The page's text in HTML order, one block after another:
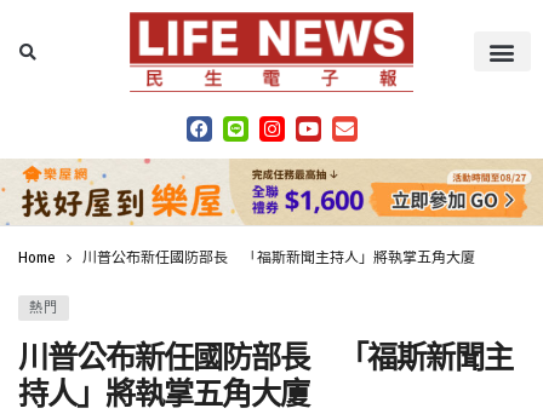
Home 川普公布新任國防部長 「福斯新聞主持人」將執掌五角大廈
熱門
川普公布新任國防部長 「福斯新聞主
持人」將執掌五角大廈